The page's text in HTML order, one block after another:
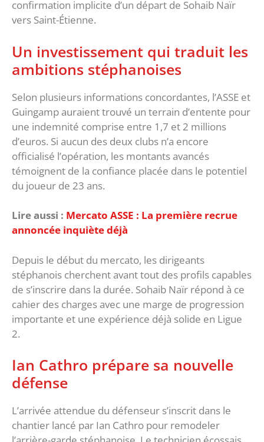
confirmation implicite d’un départ de Sohaib Naïr
vers Saint-Étienne.
‎Un investissement qui traduit les
ambitions stéphanoises
‎Selon plusieurs informations concordantes, l’ASSE et
Guingamp auraient trouvé un terrain d’entente pour
une indemnité comprise entre 1,7 et 2 millions
d’euros. Si aucun des deux clubs n’a encore
officialisé l’opération, les montants avancés
témoignent de la confiance placée dans le potentiel
du joueur de 23 ans.
Lire aussi : Mercato ASSE : La première recrue
annoncée inquiète déjà
Depuis le début du mercato, les dirigeants
stéphanois cherchent avant tout des profils capables
de s’inscrire dans la durée. Sohaib Naïr répond à ce
cahier des charges avec une marge de progression
importante et une expérience déjà solide en Ligue
2.
‎Ian Cathro prépare sa nouvelle
défense
‎L’arrivée attendue du défenseur s’inscrit dans le
chantier lancé par Ian Cathro pour remodeler